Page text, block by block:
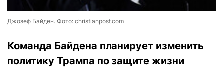
Джозеф Байден. Фото: christianpost.com
Команда Байдена планирует изменить
политику Трампа по защите жизни